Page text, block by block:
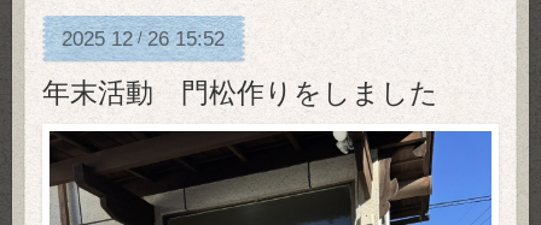
2025 12/26 15:52
年末活動 門松作りをしました